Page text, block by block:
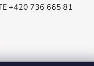
+420 736 665 81